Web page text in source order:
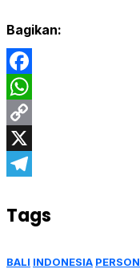
Bagikan:
Facebook
WhatsApp
Copy
Link
X
Tags
BALI INDONESIA PERSON